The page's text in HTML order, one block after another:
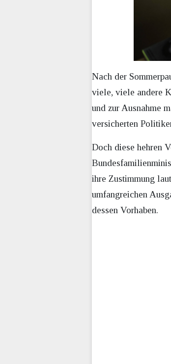
Nach der
viele, viele andere
und zur Ausnahme
versicherten
Doch diese hehren
ihre Zustimmung laut
umfangreichen
dessen Vorhaben.